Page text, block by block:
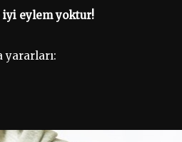
iyi eylem yoktur!
yararları: